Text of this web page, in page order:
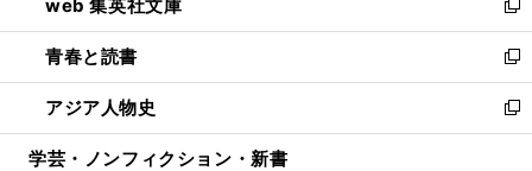
ド
ウ
で
開
く
ィ
ン
ド
ウ
で
開
い
ウ
ィ
ン
ド
ウ
web 集英社文庫
新
し
い
ウ
ィ
ン
青春と読書
新
し
い
ウ
アジア人物史
新
し
学芸・ノンフィクション・新書